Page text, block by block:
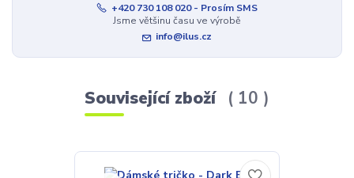
+420 730 108 020 - Prosím SMS
Jsme většinu času ve výrobě
info@ilus.cz
Související zboží 10